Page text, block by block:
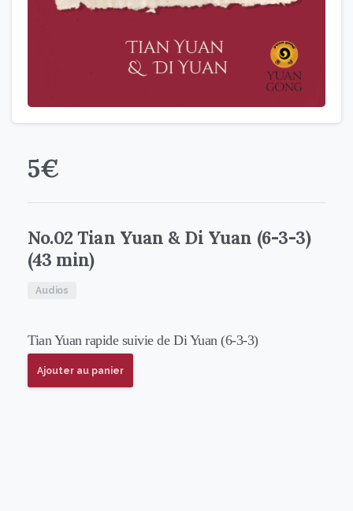
5€
No.02 Tian Yuan & Di Yuan (6-3-3)
(43 min)
Audios
Tian Yuan rapide suivie de Di Yuan (6-3-3)
Ajouter au panier